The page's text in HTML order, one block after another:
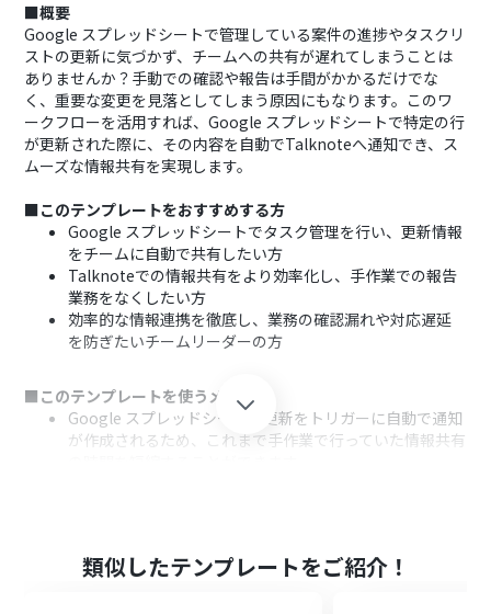
■概要
Google スプレッドシートで管理している案件の進捗やタスクリ
ストの更新に気づかず、チームへの共有が遅れてしまうことは
ありませんか？手動での確認や報告は手間がかかるだけでな
く、重要な変更を見落としてしまう原因にもなります。このワ
ークフローを活用すれば、Google スプレッドシートで特定の行
が更新された際に、その内容を自動でTalknoteへ通知でき、ス
ムーズな情報共有を実現します。
■このテンプレートをおすすめする方
Google スプレッドシートでタスク管理を行い、更新情報
をチームに自動で共有したい方
Talknoteでの情報共有をより効率化し、手作業での報告
業務をなくしたい方
効率的な情報連携を徹底し、業務の確認漏れや対応遅延
を防ぎたいチームリーダーの方
■このテンプレートを使うメリット
Google スプレッドシートの更新をトリガーに自動で通知
が作成されるため、これまで手作業で行っていた情報共有
■フローボットの流れ
類似したテンプレートをご紹介！